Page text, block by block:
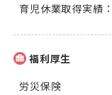
育児休業取得実績
福利厚生
労災保険